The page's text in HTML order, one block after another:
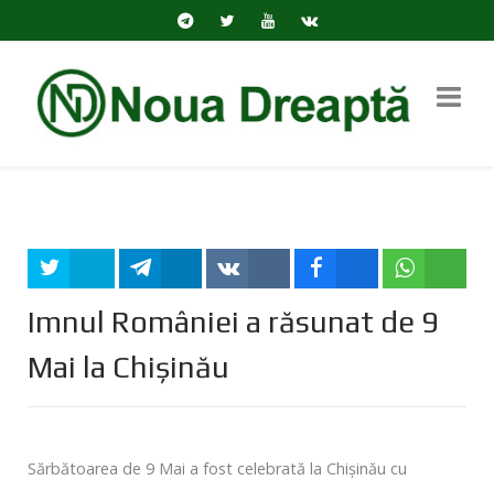
Imnul României a răsunat de 9
Mai la Chișinău
Sărbătoarea de 9 Mai a fost celebrată la Chișinău cu